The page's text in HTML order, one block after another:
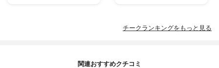
チークランキングをもっと見る
関連おすすめクチコミ